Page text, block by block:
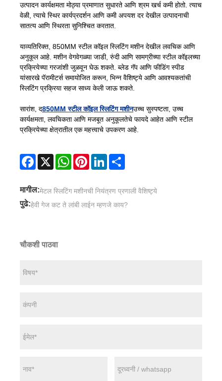
उत्पादन कार्यक्षमता मोठ्या प्रमाणात सुधारते आणि श्रम खर्च कमी होतो. त्याच
वेळी, त्याचे स्थिर कार्यप्रदर्शन आणि कमी अपयश दर देखील उत्पादनाची
सातत्य आणि स्थिरता सुनिश्चित करतात.
याव्यतिरिक्त, 850MM स्टील कॉइल स्लिटिंग मशीन देखील लवचिक आणि
अनुकूल आहे. मशीन वेगवेगळ्या जाडी, रुंदी आणि सामग्रीच्या स्टील कॉइलच्या
प्रक्रियेच्या गरजांशी जुळवून घेऊ शकते. ब्लेड गॅप आणि फीडिंग स्पीड
यांसारखे पॅरामीटर्स समायोजित करून, भिन्न वैशिष्ट्ये आणि आवश्यकतांची
स्लिटिंग प्रक्रिया सहज साध्य केली जाऊ शकते.
सारांश, द850MM स्टील कॉइल स्लिटिंग मशीनउच्च सुस्पष्टता, उच्च
कार्यक्षमता, लवचिकता आणि मजबूत अनुकूलतेचे फायदे आहेत आणि स्टील
प्रक्रियेच्या क्षेत्रातील एक महत्त्वाचे उपकरण आहे.
Facebook
X WhatsAppPinterestLinkedIn
मागील:मेटल स्लिटिंग मशीनची नियंत्रण प्रणाली वैशिष्ट्ये
पुढे:हेवी गेज कट ते लांबी लाईन म्हणजे काय?
चौकशी पाठवा